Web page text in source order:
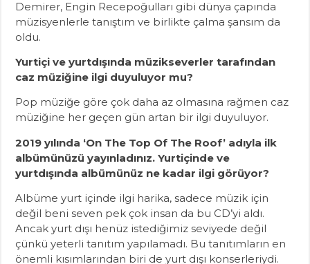
Demirer, Engin Recepoğulları gibi dünya çapında
müzisyenlerle tanıştım ve birlikte çalma şansım da
oldu.
Yurtiçi ve yurtdışında müzikseverler tarafından
caz müziğine ilgi duyuluyor mu?
Pop müziğe göre çok daha az olmasına rağmen caz
müziğine her geçen gün artan bir ilgi duyuluyor.
2019 yılında ‘On The Top Of The Roof’ adıyla ilk
albümünüzü yayınladınız. Yurtiçinde ve
yurtdışında albümünüz ne kadar ilgi görüyor?
Albüme yurt içinde ilgi harika, sadece müzik için
değil beni seven pek çok insan da bu CD’yi aldı.
Ancak yurt dışı henüz istediğimiz seviyede değil
çünkü yeterli tanıtım yapılamadı. Bu tanıtımların en
önemli kısımlarından biri de yurt dışı konserleriydi.